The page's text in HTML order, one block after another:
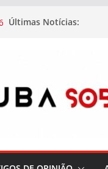
Últimas Notícias: